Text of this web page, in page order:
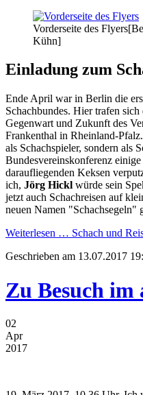
Vorderseite des
Kühn]
Einladung zum
Ende April war in Berlin die
Schachbundes. Hier trafen
Gegenwart und Zukunft des
Frankenthal in Rheinland-
als Schachspieler, sondern als
Bundesvereinskonferenz
daraufliegenden Keksen
ich, Jörg Hickl würde sein
jetzt auch Schachreisen auf
neuen Namen "Schachsegeln"
Weiterlesen … Schach und
Geschrieben am 13.07.2017
Zu Besuch im
02
Apr
2017